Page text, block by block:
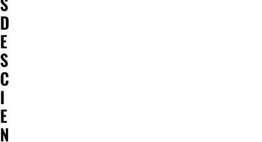
D
E
S
C
I
E
N